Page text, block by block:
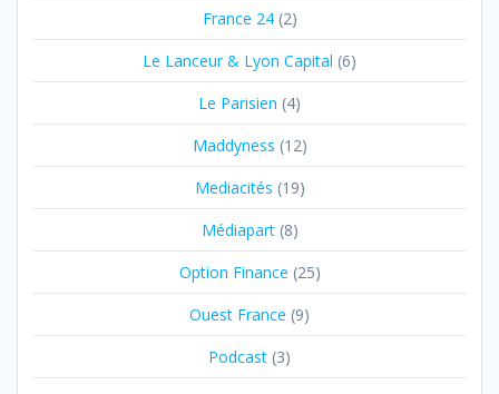
France 24(2)
Le Lanceur & Lyon Capital (6)
Le Parisien (4)
Maddyness (12)
Mediacités (19)
Médiapart(8)
Option Finance (25)
Ouest France (9)
Podcast (3)